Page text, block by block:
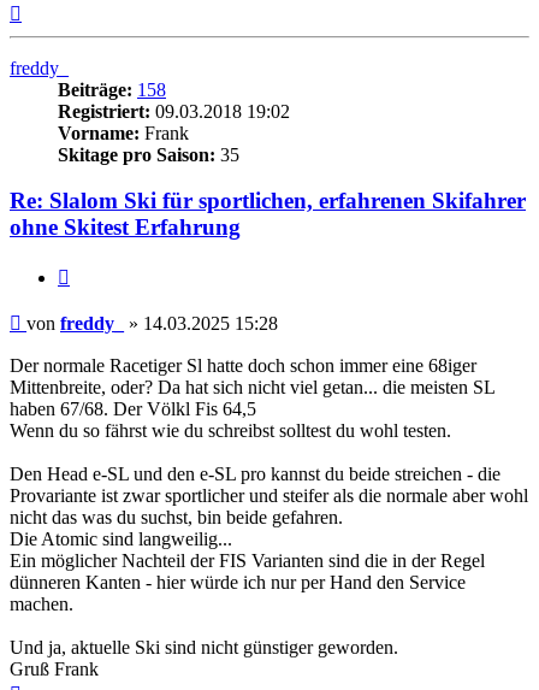
freddy_
Beiträge: 158
Registriert: 09.03.2018 19:02
Vorname: Frank
Skitage pro Saison: 35
Re: Slalom Ski für sportlichen, erfahrenen Skifahrer
ohne Skitest Erfahrung
Beitrag
von freddy_ » 14.03.2025 15:28
Der normale Racetiger Sl hatte doch schon immer eine 68iger
Mittenbreite, oder? Da hat sich nicht viel getan... die meisten SL
haben 67/68. Der Völkl Fis 64,5
Wenn du so fährst wie du schreibst solltest du wohl testen.
Den Head e-SL und den e-SL pro kannst du beide streichen - die
Provariante ist zwar sportlicher und steifer als die normale aber wohl
nicht das was du suchst, bin beide gefahren.
Die Atomic sind langweilig...
Ein möglicher Nachteil der FIS Varianten sind die in der Regel
dünneren Kanten - hier würde ich nur per Hand den Service
machen.
Und ja, aktuelle Ski sind nicht günstiger geworden.
Gruß Frank